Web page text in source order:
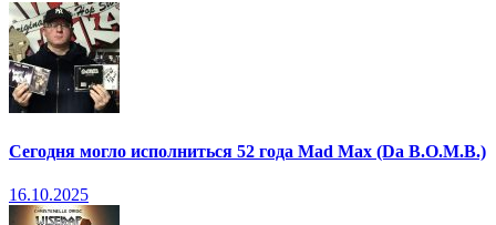
Сегодня могло исполниться 52 года Mad Max (Da B.O.M.B.)
16.10.2025